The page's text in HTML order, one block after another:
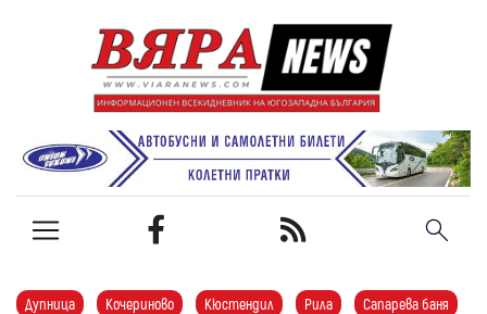
Дупница Кочериново Кюстендил Рила Сапарева баня